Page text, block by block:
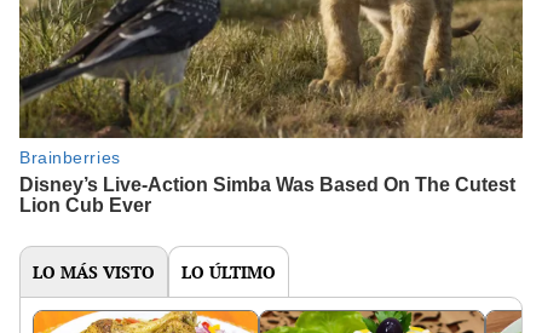
LO MÁS VISTO LO ÚLTIMO